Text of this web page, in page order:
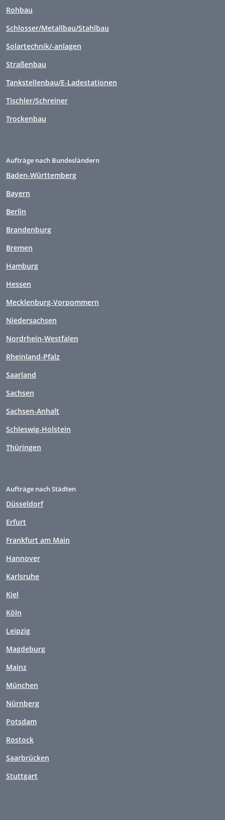
Rohbau
Schlosser/Metallbau/Stahlbau
Solartechnik/-anlagen
Straßenbau
Tankstellenbau/E-Ladestationen
Tischler/Schreiner
Trockenbau
Aufträge nach Bundesländern
Baden-Württemberg
Bayern
Berlin
Brandenburg
Bremen
Hamburg
Hessen
Mecklenburg-Vorpommern
Niedersachsen
Nordrhein-Westfalen
Rheinland-Pfalz
Saarland
Sachsen
Sachsen-Anhalt
Schleswig-Holstein
Thüringen
Aufträge nach Städten
Düsseldorf
Erfurt
Frankfurt am Main
Hannover
Karlsruhe
Kiel
Köln
Leipzig
Magdeburg
Mainz
München
Nürnberg
Potsdam
Rostock
Saarbrücken
Stuttgart